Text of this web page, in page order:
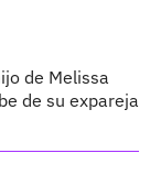
de Melissa
de su expareja